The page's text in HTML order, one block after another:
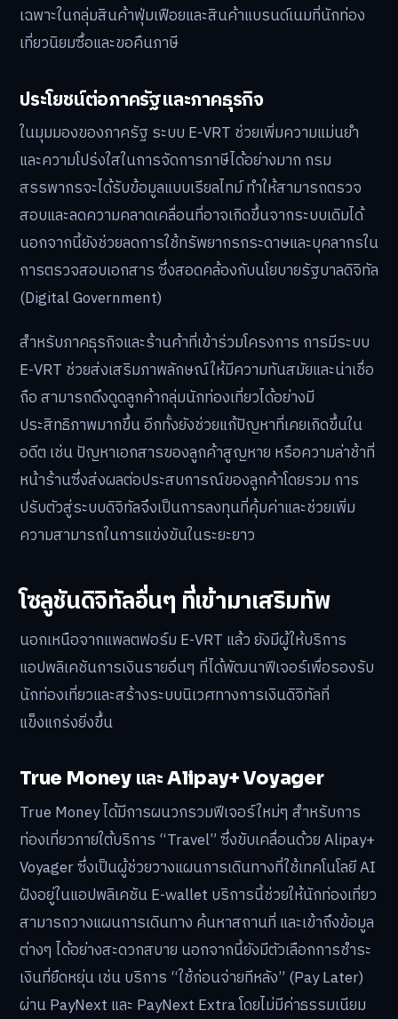
เฉพาะในกลุ่มสินค้าฟุ่มเฟือยและสินค้าแบรนด์เนมที่นักท่อง
เที่ยวนิยมซื้อและขอคืนภาษี
ประโยชน์ต่อภาครัฐและภาคธุรกิจ
ในมุมมองของภาครัฐ ระบบ E-VRT ช่วยเพิ่มความแม่นยำ
และความโปร่งใสในการจัดการภาษีได้อย่างมาก กรม
สรรพากรจะได้รับข้อมูลแบบเรียลไทม์ ทำให้สามารถตรวจ
สอบและลดความคลาดเคลื่อนที่อาจเกิดขึ้นจากระบบเดิมได้
นอกจากนี้ยังช่วยลดการใช้ทรัพยากรกระดาษและบุคลากรใน
การตรวจสอบเอกสาร ซึ่งสอดคล้องกับนโยบายรัฐบาลดิจิทัล
(Digital Government)
สำหรับภาคธุรกิจและร้านค้าที่เข้าร่วมโครงการ การมีระบบ
E-VRT ช่วยส่งเสริมภาพลักษณ์ให้มีความทันสมัยและน่าเชื่อ
ถือ สามารถดึงดูดลูกค้ากลุ่มนักท่องเที่ยวได้อย่างมี
ประสิทธิภาพมากขึ้น อีกทั้งยังช่วยแก้ปัญหาที่เคยเกิดขึ้นใน
อดีต เช่น ปัญหาเอกสารของลูกค้าสูญหาย หรือความล่าช้าที่
หน้าร้านซึ่งส่งผลต่อประสบการณ์ของลูกค้าโดยรวม การ
ปรับตัวสู่ระบบดิจิทัลจึงเป็นการลงทุนที่คุ้มค่าและช่วยเพิ่ม
ความสามารถในการแข่งขันในระยะยาว
โซลูชันดิจิทัลอื่นๆ ที่เข้ามาเสริมทัพ
นอกเหนือจากแพลตฟอร์ม E-VRT แล้ว ยังมีผู้ให้บริการ
แอปพลิเคชันการเงินรายอื่นๆ ที่ได้พัฒนาฟีเจอร์เพื่อรองรับ
นักท่องเที่ยวและสร้างระบบนิเวศทางการเงินดิจิทัลที่
แข็งแกร่งยิ่งขึ้น
True Money และ Alipay+ Voyager
True Money ได้มีการผนวกรวมฟีเจอร์ใหม่ๆ สำหรับการ
ท่องเที่ยวภายใต้บริการ “Travel” ซึ่งขับเคลื่อนด้วย Alipay+
Voyager ซึ่งเป็นผู้ช่วยวางแผนการเดินทางที่ใช้เทคโนโลยี AI
ฝังอยู่ในแอปพลิเคชัน E-wallet บริการนี้ช่วยให้นักท่องเที่ยว
สามารถวางแผนการเดินทาง ค้นหาสถานที่ และเข้าถึงข้อมูล
ต่างๆ ได้อย่างสะดวกสบาย นอกจากนี้ยังมีตัวเลือกการชำระ
เงินที่ยืดหยุ่น เช่น บริการ “ใช้ก่อนจ่ายทีหลัง” (Pay Later)
ผ่าน PayNext และ PayNext Extra โดยไม่มีค่าธรรมเนียม